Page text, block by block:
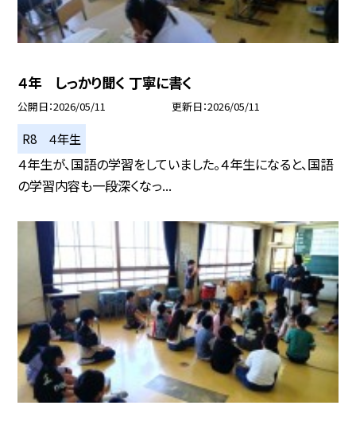
４年 しっかり聞く 丁寧に書く
公開日 2026/05/11 更新日 2026/05/11
R8 ４年生
４年生が、国語の学習をしていました。４年生になると、国語
の学習内容も一段深くなっ...